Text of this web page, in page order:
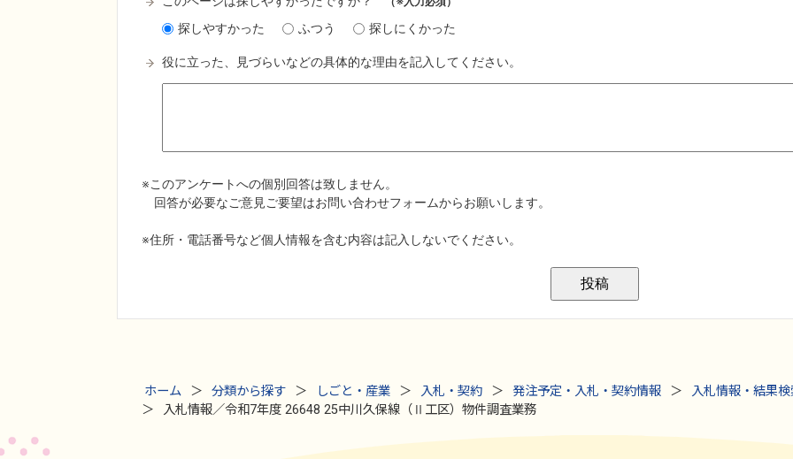
ホーム 分類から探す しごと・産業 入札・契約 発注予定・入札・契約情報
入札情報・結果検
入札情報／令和7年度 26648 25中川久保線（Ⅱ工区）物件調査業務